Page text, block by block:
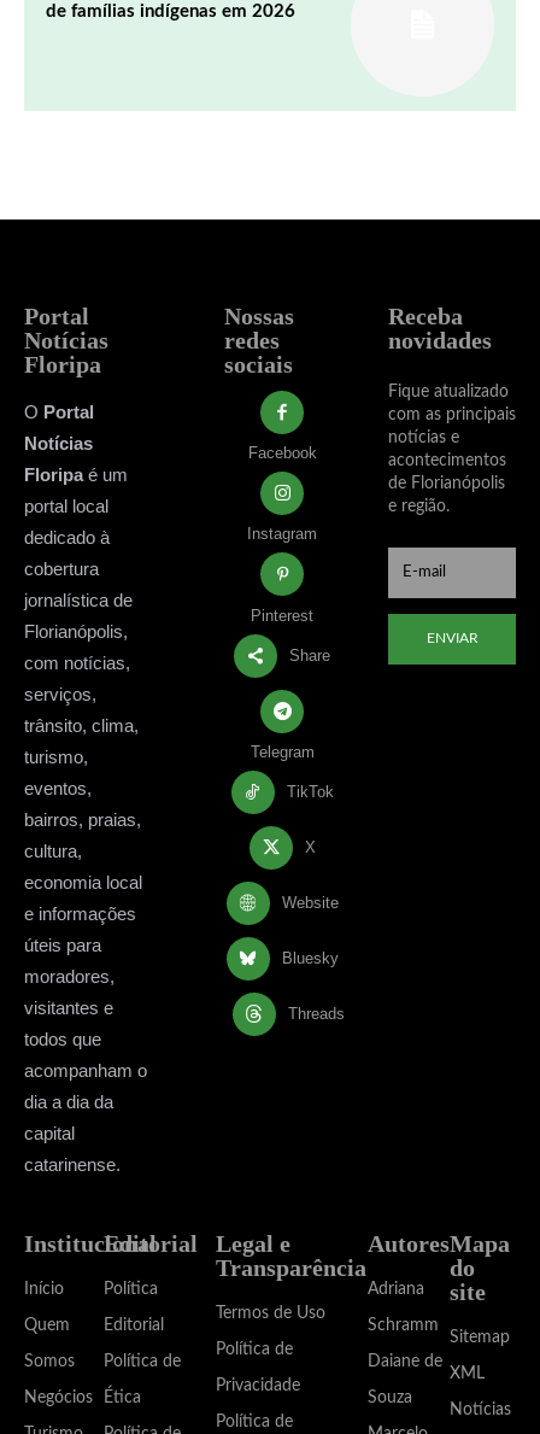
de famílias indígenas em 2026
Portal
Notícias
Floripa
O Portal
Notícias
Floripaé um
portal local
dedicado à
cobertura
jornalística de
Florianópolis,
com notícias,
serviços,
trânsito, clima,
turismo,
eventos,
bairros, praias,
cultura,
economia local
e informações
úteis para
moradores,
visitantes e
todos que
acompanham o
dia a dia da
capital
catarinense.
Nossas
redes
sociais
Facebook
Instagram
Pinterest
Share
Telegram
TikTok
X
Website
Bluesky
Threads
Receba
novidades
Fique atualizado
com as principais
notícias e
acontecimentos
de Florianópolis
e região.
ENVIAR
Institucional
Início
Quem
Somos
Negócios
Editorial
Política
Editorial
Política de
Ética
Legal e
Transparência
Termos de Uso
Política de
Privacidade
Política de
Autores
Adriana
Schramm
Daiane de
Souza
Mapa
do
site
Sitemap
XML
Notícias